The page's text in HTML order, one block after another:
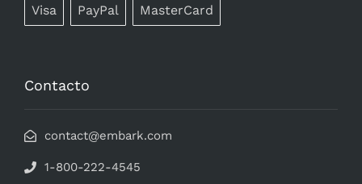
Visa PayPal MasterCard
Contacto
contact@embark.com
1-800-222-4545